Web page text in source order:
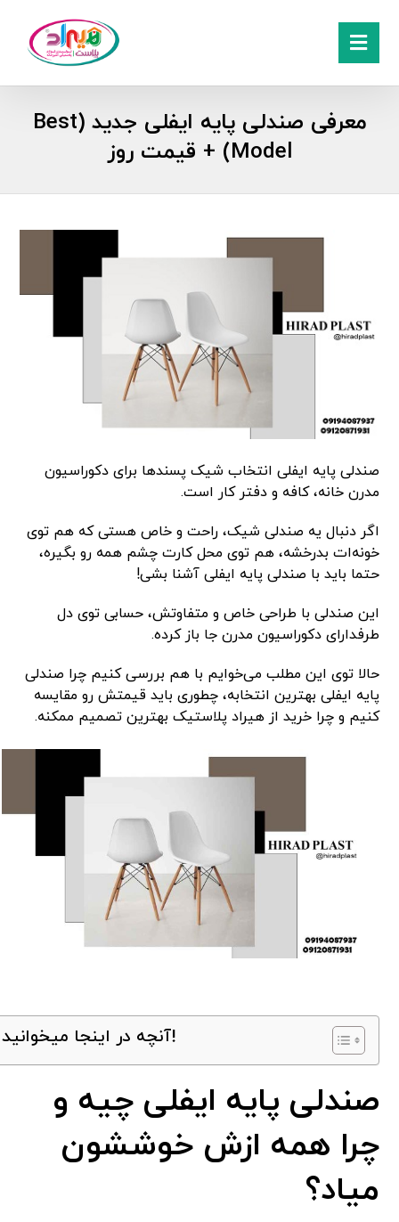
معرفی صندلی پایه ایفلی جدید (Best
Model) + قیمت روز
صندلی پایه ایفلی انتخاب شیک پسندها برای دکوراسیون
مدرن خانه، کافه و دفتر کار است.
اگر دنبال یه صندلی شیک، راحت و خاص هستی که هم توی
خونه‌ات بدرخشه، هم توی محل کارت چشم همه رو بگیره،
حتما باید با صندلی پایه ایفلی آشنا بشی!
این صندلی با طراحی خاص و متفاوتش، حسابی توی دل
طرفدارای دکوراسیون مدرن جا باز کرده.
حالا توی این مطلب می‌خوایم با هم بررسی کنیم چرا صندلی
پایه ایفلی بهترین انتخابه، چطوری باید قیمتش رو مقایسه
کنیم و چرا خرید از هیراد پلاستیک بهترین تصمیم ممکنه.
آنچه در اینجا میخوانید!
صندلی پایه ایفلی چیه و
چرا همه ازش خوششون
میاد؟